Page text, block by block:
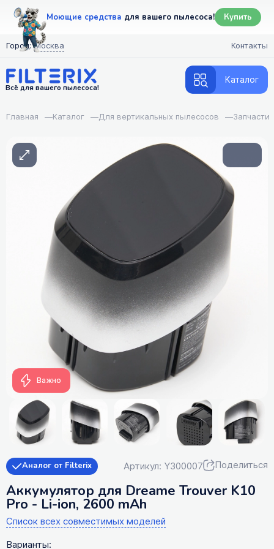
Моющие средства для вашего пылесоса! Купить
Город: Москва Контакты
Всё для вашего пылесоса!
Каталог
Главная —Каталог —Для вертикальных пылесосов —Запчасти
Важно
Аналог от Filterix Артикул: Y300007 Поделиться
Аккумулятор для Dreame Trouver K10
Pro - Li-ion, 2600 mAh
Список всех совместимых моделей
Варианты: